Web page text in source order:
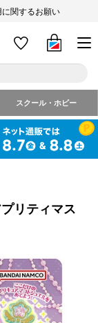
に関するお願い
スクール・ホビー
リティマス